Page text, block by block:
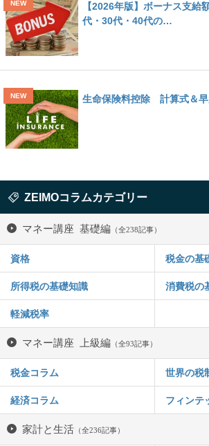
【2026年版】ボーナス支給
代・30代・40代の…
生命保険料控除 計算式＆
ZEIMOコラムカテゴリー
マネー講座 基礎編 （全238記事）
資格 税金の基
所得税の基礎知識 消費税の
軽減税率
マネー講座 上級編 （全93記事）
税金コラム 世界の税
経済コラム フィンテ
家計と生活 （全236記事）